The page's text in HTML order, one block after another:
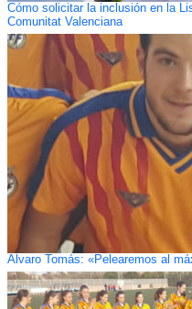
Cómo solicitar la inclusión en la
Comunitat Valenciana
Alvaro Tomás: «Pelearemos al